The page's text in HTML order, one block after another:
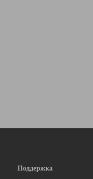
Поддержка